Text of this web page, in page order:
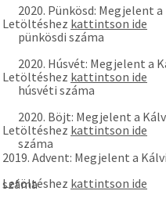
2020. Pünkösd: Megjelent
pünkösdi száma
Letöltéshez kattintson ide
2020. Húsvét: Megjelent a
húsvéti száma
Letöltéshez kattintson ide
2020. Böjt: Megjelent a
száma
Letöltéshez kattintson ide
2019. Advent: Megjelent a
száma
Letöltéshez kattintson ide